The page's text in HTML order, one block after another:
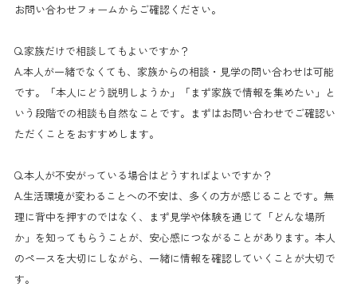
お問い合わせフォームからご確認ください。
Q.家族だけで相談してもよいですか？
A.本人が一緒でなくても、家族からの相談・見学の問い合わせは可能
です。「本人にどう説明しようか」「まず家族で情報を集めたい」と
いう段階での相談も自然なことです。まずはお問い合わせでご確認い
ただくことをおすすめします。
Q.本人が不安がっている場合はどうすればよいですか？
A.生活環境が変わることへの不安は、多くの方が感じることです。無
理に背中を押すのではなく、まず見学や体験を通じて「どんな場所
か」を知ってもらうことが、安心感につながることがあります。本人
のペースを大切にしながら、一緒に情報を確認していくことが大切で
す。